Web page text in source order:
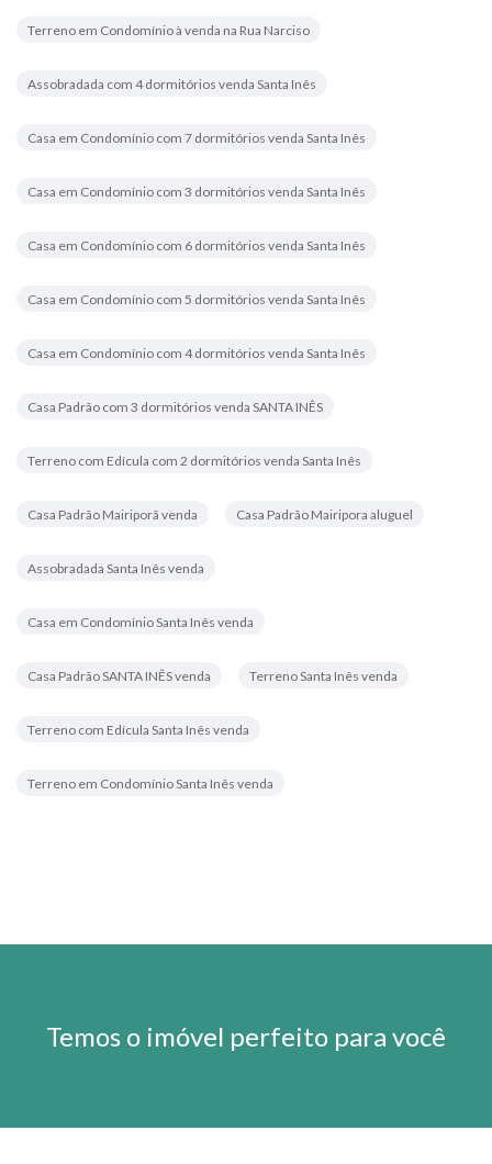
Terreno em Condomínio à venda na Rua Narciso
Assobradada com 4 dormitórios venda Santa Inês
Casa em Condomínio com 7 dormitórios venda Santa Inês
Casa em Condomínio com 3 dormitórios venda Santa Inês
Casa em Condomínio com 6 dormitórios venda Santa Inês
Casa em Condomínio com 5 dormitórios venda Santa Inês
Casa em Condomínio com 4 dormitórios venda Santa Inês
Casa Padrão com 3 dormitórios venda SANTA INÊS
Terreno com Edícula com 2 dormitórios venda Santa Inês
Casa Padrão Mairiporã venda Casa Padrão Mairipora aluguel
Assobradada Santa Inês venda
Casa em Condomínio Santa Inês venda
Casa Padrão SANTA INÊS venda Terreno Santa Inês venda
Terreno com Edícula Santa Inês venda
Terreno em Condomínio Santa Inês venda
Temos o imóvel perfeito para você